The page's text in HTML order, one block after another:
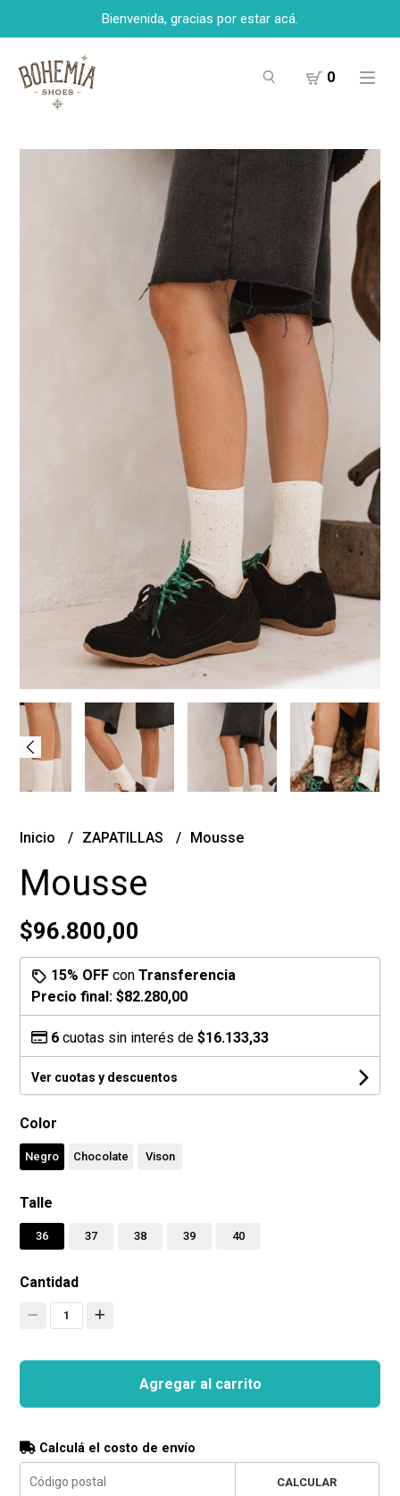
Bienvenida, gracias por estar acá.
0
Inicio ZAPATILLAS Mousse
Mousse
$96.800,00
15% OFF conTransferencia
Precio final:$82.280,00
6 cuotas sin interés de$16.133,33
Ver cuotas y descuentos
Color
Negro Chocolate Vison
Talle
36 37 38 39 40
Cantidad
1
Agregar al carrito
Calculá el costo de envío
CALCULAR